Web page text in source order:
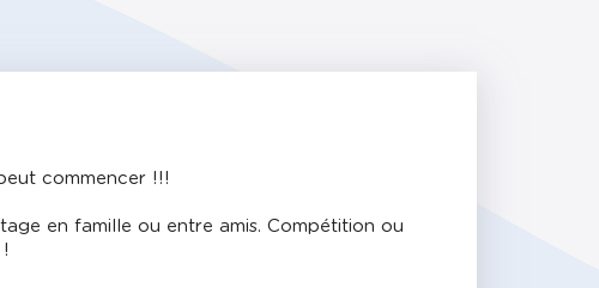
commencer !!!
en famille ou entre amis. Compétition ou